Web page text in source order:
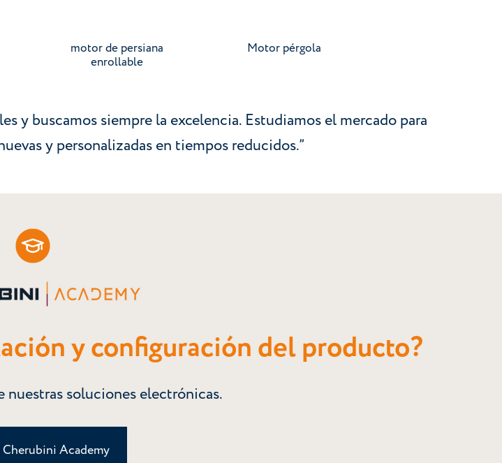
motor de persiana
enrollable
Motor pérgola
y buscamos siempre la excelencia. Estudiamos el mercado para
y personalizadas en tiempos reducidos.”
y configuración del producto?
nuestras soluciones electrónicas.
Cherubini Academy